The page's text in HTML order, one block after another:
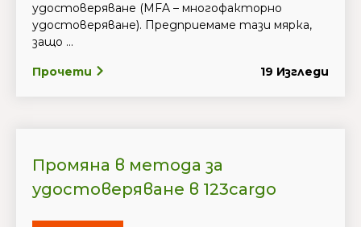
удостоверяване (MFA – многофакторно
удостоверяване). Предприемаме тази мярка,
защо ...
Прочети 19 Изгледи
Промяна в метода за
удостоверяване в 123cargo